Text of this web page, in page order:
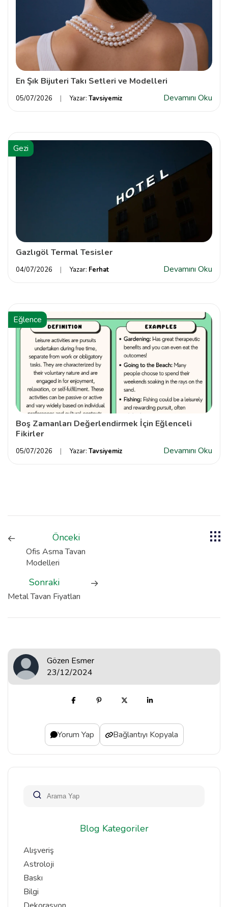
En Şık Bijuteri Takı Setleri ve Modelleri
05/07/2026 Yazar: Tavsiyemiz Devamını Oku
Gezi
Gazlıgöl Termal Tesisler
04/07/2026 Yazar: Ferhat Devamını Oku
Eğlence
Boş Zamanları Değerlendirmek İçin Eğlenceli
Fikirler
05/07/2026 Yazar: Tavsiyemiz Devamını Oku
Önceki
Ofis Asma Tavan
Modelleri
Sonraki
Metal Tavan Fiyatları
Gözen Esmer
23/12/2024
Yorum Yap Bağlantıyı Kopyala
Blog Kategoriler
Alışveriş
Astroloji
Baskı
Bilgi